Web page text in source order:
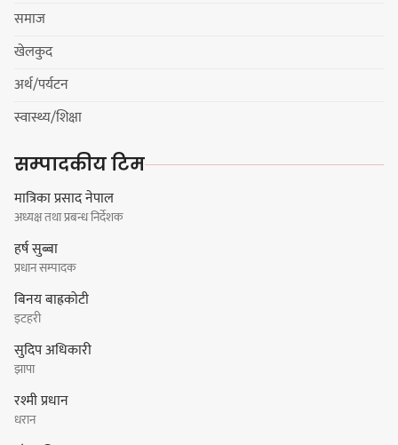
कार्यसम्पादनमा पहिलो
समाज
खेलकुद
अर्थ/पर्यटन
स्वास्थ्य/शिक्षा
सम्पादकीय टिम
मात्रिका प्रसाद नेपाल
अध्यक्ष तथा प्रबन्ध निर्देशक
हर्ष सुब्बा
प्रधान सम्पादक
बिनय बाह्रकोटी
इटहरी
सुदिप अधिकारी
झापा
रश्मी प्रधान
धरान